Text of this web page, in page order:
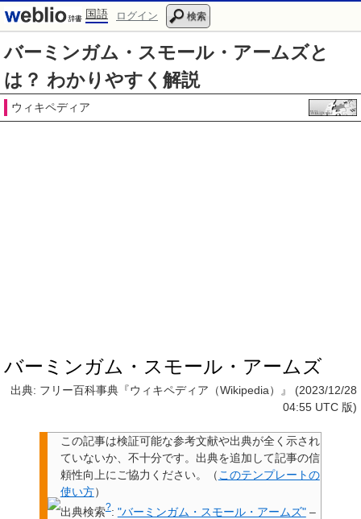
国語 ログイン 検索
バーミンガム・スモール・アームズと
は？ わかりやすく解説
ウィキペディア
バーミンガム・スモール・アームズ
出典: フリー百科事典『ウィキペディア（Wikipedia）』 (2023/12/28
04:55 UTC 版)
この記事は検証可能な参考文献や出典が全く示され
ていないか、不十分です。 出典を追加して記事の信
頼性向上にご協力ください。
（ このテンプレートの
使い方）
出典検索?: "バーミンガム・スモール・アームズ"–